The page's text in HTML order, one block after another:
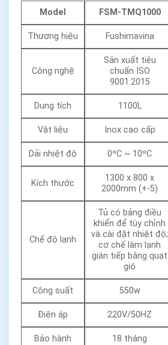
Model FSM-TMQ1000
Thương hiệu Fushimavina
Công nghệ
Sản xuất tiêu
chuẩn ISO
9001:2015
Dung tích 1100L
Vật liệu Inox cao cấp
Dải nhiệt độ 0ºC ~ 10ºC
Kích thước
1300 x 800 x
2000mm (+-5)
Chế độ lạnh
Tủ có bảng điều
khiển để tùy chỉnh
và cài đặt nhiệt độ;
cơ chế làm lạnh
gián tiếp bằng quạt
gió
Công suất 550w
Điện áp 220V/50HZ
Bảo hành 18 tháng